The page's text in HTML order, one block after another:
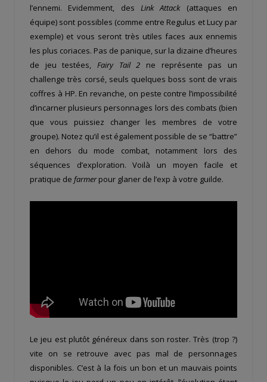
l’ennemi. Evidemment, des Link Attack(attaques en
équipe) sont possibles (comme entre Regulus et Lucy par
exemple) et vous seront très utiles faces aux ennemis
les plus coriaces. Pas de panique, sur la dizaine d’heures
de jeu testées, Fairy Tail 2 ne représente pas un
challenge très corsé, seuls quelques boss sont de vrais
coffres à HP. En revanche, on peste contre l’impossibilité
d’incarner plusieurs personnages lors des combats (bien
que vous puissiez changer les membres de votre
groupe). Notez qu’il est également possible de se “battre”
en dehors du mode combat, notamment lors des
séquences d’exploration. Voilà un moyen facile et
pratique de farmerpour glaner de l’exp à votre guilde.
Le jeu est plutôt généreux dans son roster. Très (trop ?)
vite on se retrouve avec pas mal de personnages
disponibles. C’est à la fois un bon et un mauvais points